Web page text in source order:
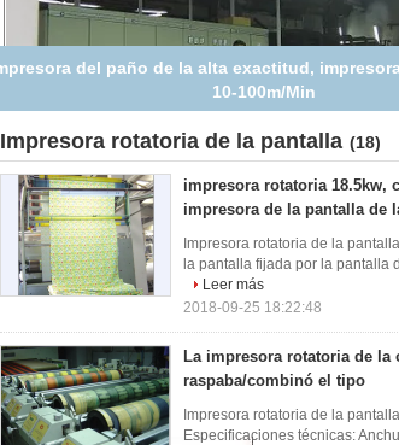
impresora rotatoria 18.5kw, calefacción en
impresora de la pantalla de la materia
Impresora rotatoria de la pantalla (18)
impresora rotatoria 18.5kw,
impresora de la pantalla de
Impresora rotatoria de la
la pantalla fijada por la pantalla
Leer más
2018-09-25 18:22:48
La impresora rotatoria de
raspaba/combinó el tipo
Impresora rotatoria de la
Especificaciones técnicas: